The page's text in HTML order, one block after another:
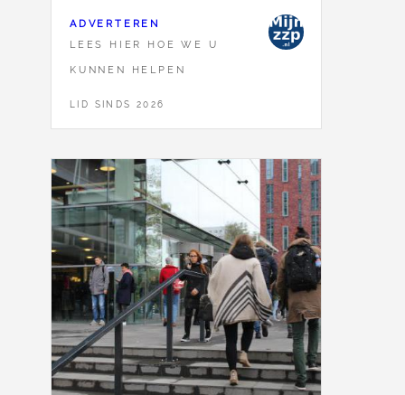
ADVERTEREN
LEES HIER HOE WE U
KUNNEN HELPEN
LID SINDS 2026